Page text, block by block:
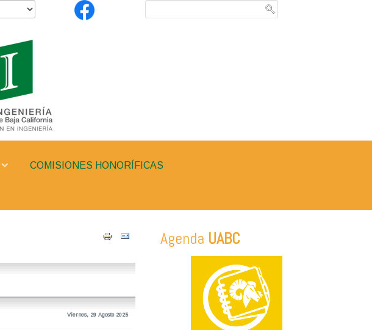
COMISIONES HONORÍFICAS
Viernes, 29 Agosto 2025
Agenda UABC